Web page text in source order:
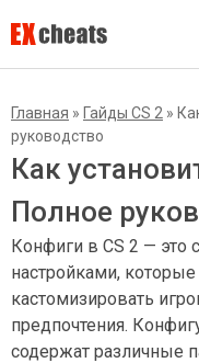
Главная » Гайды CS 2 »
руководство
Как
Полное
Конфиги в CS 2 —
настройками,
кастомизировать
предпочтения.
содержат различные